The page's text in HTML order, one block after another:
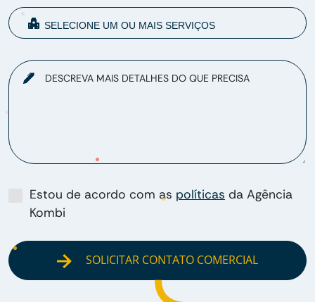
DESCREVA MAIS DETALHES DO QUE PRECISA
Estou de acordo com as políticas da Agência
Kombi
SOLICITAR CONTATO COMERCIAL